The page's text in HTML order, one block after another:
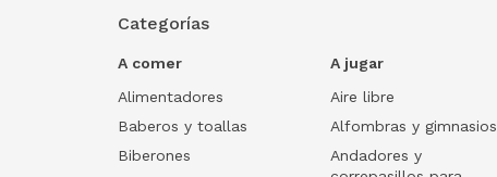
Categorías
A comer
Alimentadores
Baberos y toallas
Biberones
A jugar
Aire libre
Alfombras y gimnasios
Andadores y